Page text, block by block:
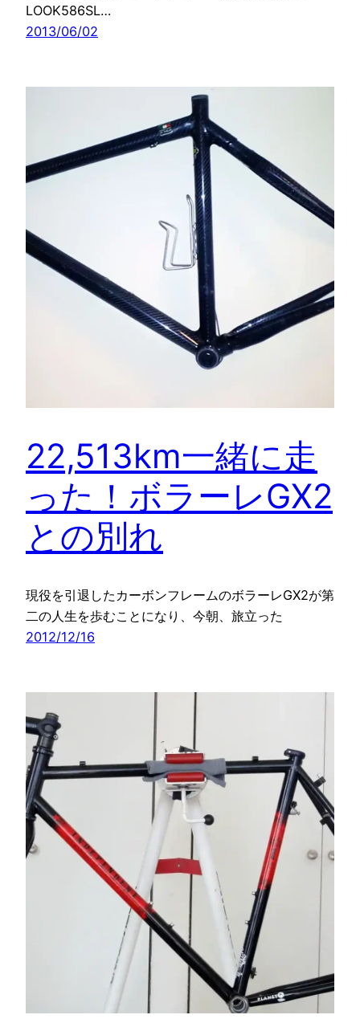
LOOK586SL…
2013/06/02
22,513km一緒に走
った！ボラーレGX2
との別れ
現役を引退したカーボンフレームのボラーレGX2が第
二の人生を歩むことになり、今朝、旅立った
2012/12/16